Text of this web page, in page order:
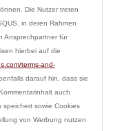
Die Nutzer treten
in deren Rahmen
Ansprechpartner für
hierbei auf die
terms-and-
darauf hin, dass sie
auch
sowie Cookies
von Werbung nutzen